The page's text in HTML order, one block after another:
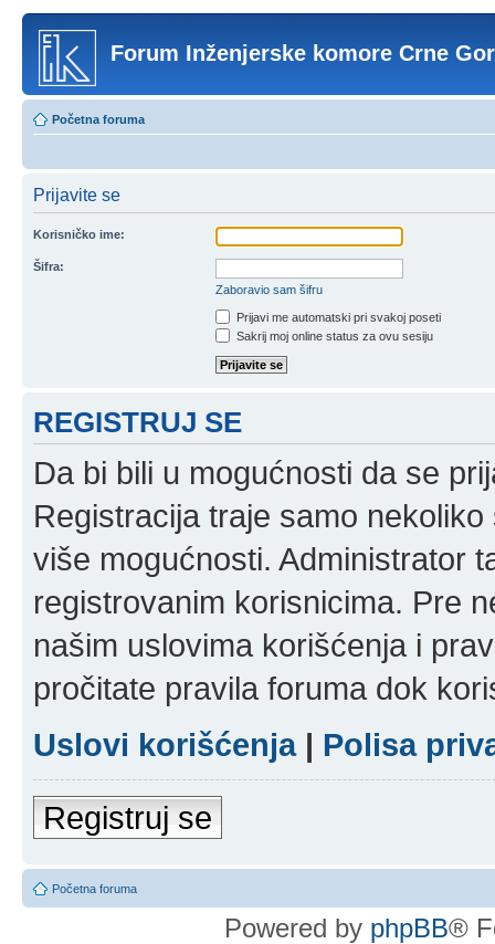
Forum Inženjerske komore Crne
Početna foruma
Prijavite se
Korisničko ime:
Šifra:
Zaboravio sam šifru
Prijavi me automatski pri svakoj poseti
Sakrij moj online status za ovu sesiju
REGISTRUJ SE
Da bi bili u mogućnosti da se
Registracija traje samo
više mogućnosti. Administrator
registrovanim korisnicima. Pre
našim uslovima korišćenja i
pročitate pravila foruma dok
Uslovi korišćenja| Polisa
Registruj se
Početna foruma
Powered by phpBB®